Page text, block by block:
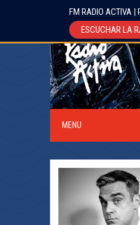
MENU
FM RADIO ACTIVA |
ESCUCHAR LA